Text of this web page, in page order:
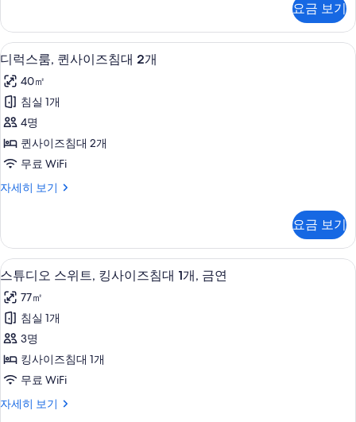
대
개
사
진
모
두
보
기
킹
사
이
즈
침
대
개
자
세
히
보
요금 보기
디
럭
스
룸,
퀸
사
즈
대
2
개
사
진
모
두
보
기
디럭스룸, 퀸사이즈침대 2개 | 고급 침
6
디럭스룸, 퀸사이즈침대 2개
40㎡
침실 1개
4명
퀸사이즈침대 2개
무료 WiFi
자세히 보기
디
퀸
사
이
침
대
개
자
세
히
보
요금 보기
스
튜
디
오
스
위
킹
케이블 채널 시청이 가능한 55인치 LED
9
스튜디오 스위트, 킹사이즈침대 1개, 금연
77㎡
침실 1개
3명
킹사이즈침대 1개
무료 WiFi
자세히 보기
스